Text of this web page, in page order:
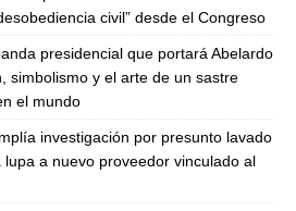
civil” desde el Congreso
presidencial que portará Abelardo
simbolismo y el arte de un sastre
el mundo
investigación por presunto lavado
a nuevo proveedor vinculado al